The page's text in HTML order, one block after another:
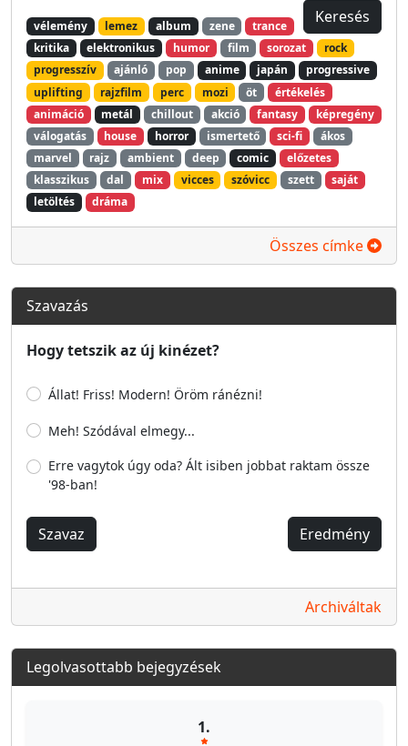
vélemény lemez album zene
trance
kritika
elektronikus humor film sorozat
rock
progresszív
ajánló pop anime japán
progressive
uplifting
rajzfilm perc mozi öt
értékelés
animáció
metál chillout akció fantasy
képregény
válogatás
house horror ismertető sci-fi
ákos
marvel
rajz ambient deep comic
előzetes
klasszikus
dal mix vicces szóvicc szett
saját
letöltés
dráma
Összes címke
Szavazás
Hogy tetszik az új kinézet?
Állat! Friss! Modern! Öröm ránézni!
Meh! Szódával elmegy...
Erre vagytok úgy oda? Ált isiben jobbat raktam össze
'98-ban!
Szavaz Eredmény
Archiváltak
Legolvasottabb bejegyzések
1.